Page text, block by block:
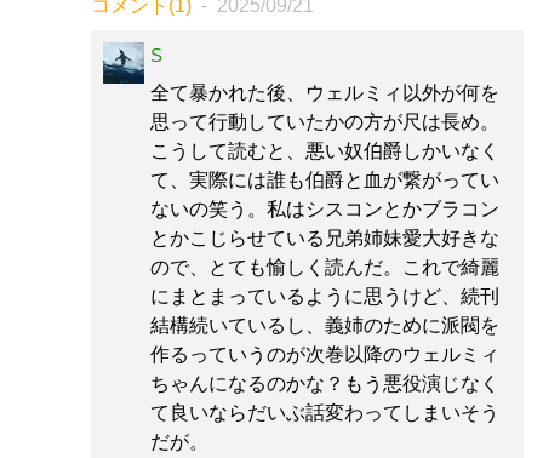
コメント(1) 2025/09/21
S
全て暴かれた後、ウェルミィ以外が何を
思って行動していたかの方が尺は長め。
こうして読むと、悪い奴伯爵しかいなく
て、実際には誰も伯爵と血が繋がってい
ないの笑う。私はシスコンとかブラコン
とかこじらせている兄弟姉妹愛大好きな
ので、とても愉しく読んだ。これで綺麗
にまとまっているように思うけど、続刊
結構続いているし、義姉のために派閥を
作るっていうのが次巻以降のウェルミィ
ちゃんになるのかな？もう悪役演じなく
て良いならだいぶ話変わってしまいそう
だが。